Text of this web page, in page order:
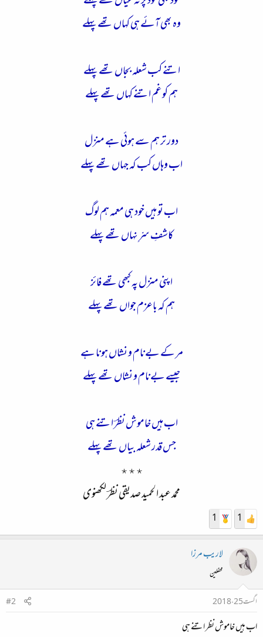
وہ بھی آئے ہی کہاں تھے پہلے
اتنے کب شعلہ بجاں تھے پہلے
ہم کو غم اتنے کہاں تھے پہلے
دور تر ہم سے ہوئی ہے منزل
اب وہاں کب کہ جہاں تھے پہلے
اب تو ہیں خود ہی معمہ ہم لوگ
کاشفِ سرِّ نہاں تھے پہلے
اپنی منزل پہ کبھی تھے فائز
ہم کہ باعزم جواں تھے پہلے
مر کے بےنام و نشاں ہونا ہے
جیسے بےنام و نشاں تھے پہلے
اب ہیں خاموش نظرؔ اتنے ہی
جس قدر شعلہ بیاں تھے پہلے
٭٭٭
محمد عبد الحمید صدیقی نظرؔ لکھنوی
1
1
لاریب مرزا
محفلین
اگست 25، 2018
#2
اب ہیں خاموش نظر اتنے ہی